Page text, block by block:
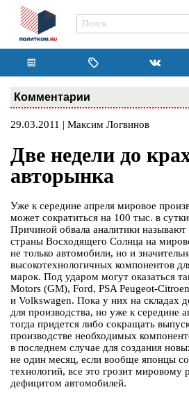
Комментарии
29.03.2011 | Максим Логвинов
Две недели до
авторынка
Уже к середине апреля мировое
может сократиться на 100 тыс. в
Причиной обвала аналитики
страны Восходящего Солнца на
не только автомобили, но и
высокотехнологичных компонентов
марок. Под ударом могут оказаться
Motors (GM), Ford, PSA Peugeot-
и Volkswagen. Пока у них на складах
для производства, но уже к середине
тогда придется либо сокращать
производстве необходимых
в последнем случае для создания
не один месяц, если вообще японцы
технологий, все это грозит мировому
дефицитом автомобилей.